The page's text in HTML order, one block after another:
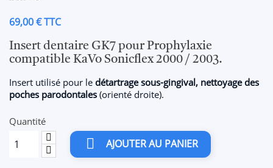
69,00 € TTC
Insert dentaire GK7 pour Prophylaxie
compatible KaVo Sonicflex 2000 / 2003.
Insert utilisé pour le détartrage sous-gingival, nettoyage des
poches parodontales (orienté droite).
Quantité
 AJOUTER AU PANIER